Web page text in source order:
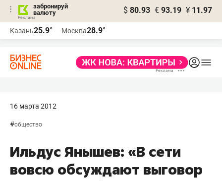
забронируй
валюту
$ 80.93 € 93.19 ¥ 11.97
Казань25.9° Москва28.9°
16 марта 2012
#общество
Ильдус Янышев: «В сети
вовсю обсуждают выговор